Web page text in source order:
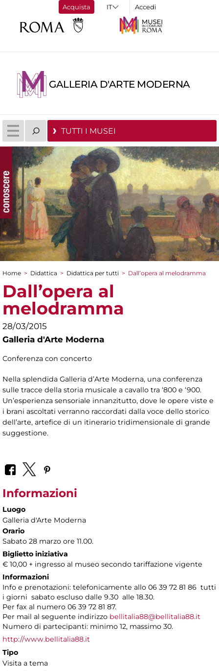
Acquista Accedi
GALLERIA D'ARTE MODERNA
TUTTI I MUSEI
Tu sei qui
Home > Didattica > Didattica per tutti > Dall’opera al melodramma
Dall’opera al
melodramma
28/03/2015
Galleria d'Arte Moderna
Conferenza con concerto
Nella splendida Galleria d’Arte Moderna, una conferenza
sulle tracce della storia musicale a cavallo tra ‘800 e ‘900.
Un’esperienza sensoriale innanzitutto, dove le opere viste e
i brani ascoltati verranno raccordati dalla voce dello storico
dell’arte, artefice di un itinerario tridimensionale di grande
suggestione.
Informazioni
Luogo
Galleria d'Arte Moderna
Orario
Sabato 28 marzo ore 11.00.
Biglietto iniziativa
€ 10,00 + ingresso al museo secondo tariffazione vigente
Informazioni
Info e prenotazioni: telefonicamente allo 06 39 72 81 86 tutti
i giorni sabato escluso dalle 9.30 alle 18.30.
Per fax al numero 06 39 72 81 87.
Per mail al seguente indirizzo bellitalia88@bellitalia88.it
Numero di partecipanti: minimo 12, massimo 30.
http://www.bellitalia88.it
Tipo
Visita a tema